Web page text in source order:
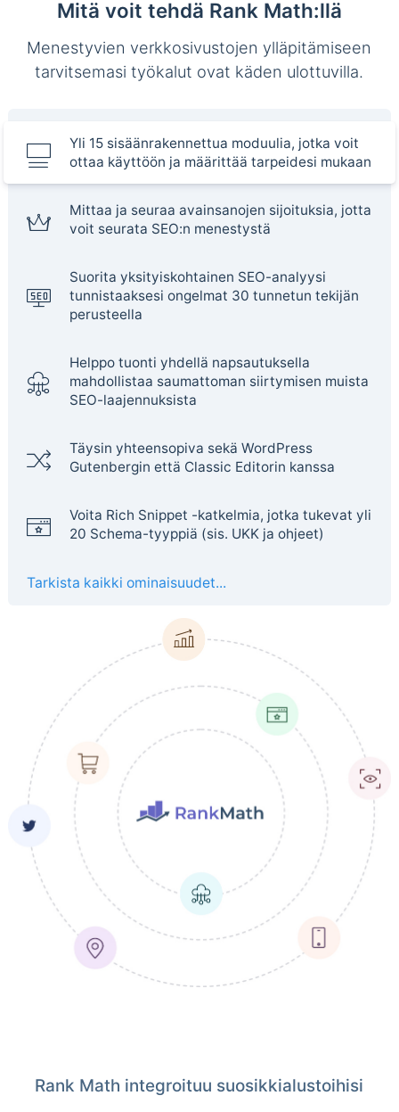
Mitä voit tehdä Rank Math:llä
Menestyvien verkkosivustojen ylläpitämiseen
tarvitsemasi työkalut ovat käden ulottuvilla.
Yli 15 sisäänrakennettua moduulia, jotka voit
ottaa käyttöön ja määrittää tarpeidesi mukaan
Mittaa ja seuraa avainsanojen sijoituksia, jotta
voit seurata SEO:n menestystä
Suorita yksityiskohtainen SEO-analyysi
tunnistaaksesi ongelmat 30 tunnetun tekijän
perusteella
Helppo tuonti yhdellä napsautuksella
mahdollistaa saumattoman siirtymisen muista
SEO-laajennuksista
Täysin yhteensopiva sekä WordPress
Gutenbergin että Classic Editorin kanssa
Voita Rich Snippet -katkelmia, jotka tukevat yli
20 Schema-tyyppiä (sis. UKK ja ohjeet)
Tarkista kaikki ominaisuudet...
Rank Math integroituu suosikkialustoihisi